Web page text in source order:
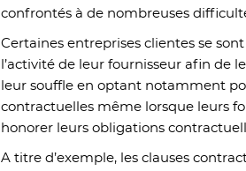
confrontés à de nombreuses
Certaines entreprises clientes se
l’activité de leur fournisseur afin de
leur souffle en optant notamment
contractuelles même lorsque leurs
honorer leurs obligations
A titre d’exemple, les clauses